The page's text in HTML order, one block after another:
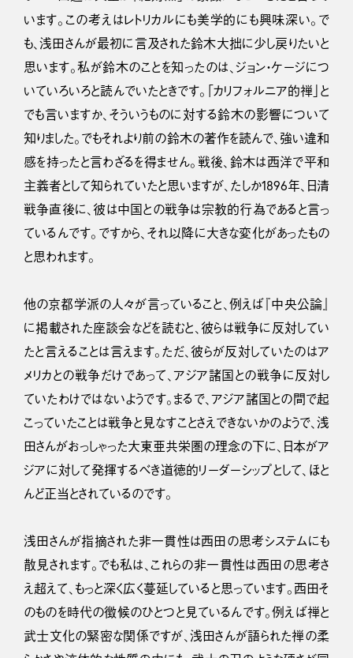
います。この考えはレトリカルにも美学的にも興味深い。で
も、浅田さんが最初に言及された鈴木大拙に少し戻りたいと
思います。私が鈴木のことを知ったのは、ジョン・ケージにつ
いていろいろと読んでいたときです。「カリフォルニア的禅」と
でも言いますか、そういうものに対する鈴木の影響について
知りました。でもそれより前の鈴木の著作を読んで、強い違和
感を持ったと言わざるを得ません。戦後、鈴木は西洋で平和
主義者として知られていたと思いますが、たしか1896年、日清
戦争直後に、彼は中国との戦争は宗教的行為であると言っ
ているんです。ですから、それ以降に大きな変化があったもの
と思われます。
他の京都学派の人々が言っていること、例えば『中央公論』
に掲載された座談会などを読むと、彼らは戦争に反対してい
たと言えることは言えます。ただ、彼らが反対していたのはア
メリカとの戦争だけであって、アジア諸国との戦争に反対し
ていたわけではないようです。まるで、アジア諸国との間で起
こっていたことは戦争と見なすことさえできないかのようで、浅
田さんがおっしゃった大東亜共栄圏の理念の下に、日本がア
ジアに対して発揮するべき道徳的リーダーシップとして、ほと
んど正当とされているのです。
浅田さんが指摘された非一貫性は西田の思考システムにも
散見されます。でも私は、これらの非一貫性は西田の思考さ
え超えて、もっと深く広く蔓延していると思っています。西田そ
のものを時代の徴候のひとつと見ているんです。例えば禅と
武士文化の緊密な関係ですが、浅田さんが語られた禅の柔